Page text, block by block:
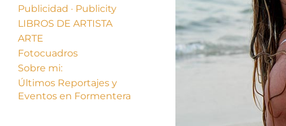
Publicidad · Publicity
LIBROS DE ARTISTA
ARTE
Fotocuadros
Sobre mi:
Últimos Reportajes y
Eventos en Formentera